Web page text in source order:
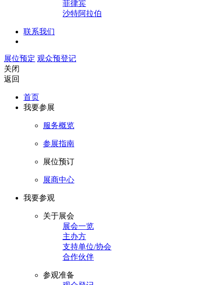
菲律宾
沙特阿拉伯
联系我们
展位预定 观众预登记
关闭
返回
首页
我要参展
服务概览
参展指南
展位预订
展商中心
我要参观
关于展会
展会一览
主办方
支持单位/协会
合作伙伴
参观准备